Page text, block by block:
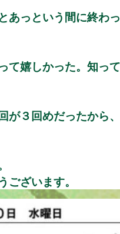
あっという間に終わ
て嬉しかった。知っ
が３回めだったから
ざいます。